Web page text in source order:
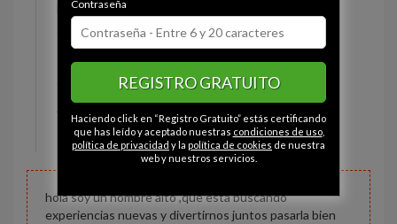
Estado civil:
Ojos: Avellana
Constitución: Normal
Altura: 189 cm
Peso: 98 kg
hola soy un hombre alto ,que esta buscando
experiencias nuevas y divertirnos juntos pasarla bien
Contraseña
REGISTRO GRATUITO
Haciendo click en “Registro Gratuito” estás certificando
que has leído y aceptado nuestras condiciones de uso,
política de privacidad y la política de cookies de nuestra
web y nuestros servicios.